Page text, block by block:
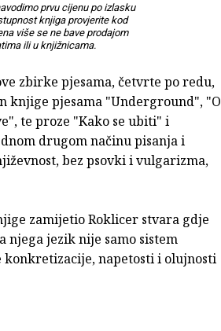
prvu cijenu po izlasku
knjiga provjerite kod
više se ne bave prodajom
ili u knjižnicama.
zbirke pjesama, četvrte po redu,
knjige pjesama "Underground", "O
te proze "Kako se ubiti" i
drugom načinu pisanja i
bez psovki i vulgarizma,
zamijetio Roklicer stvara gdje
jezik nije samo sistem
konkretizacije, napetosti i olujnosti